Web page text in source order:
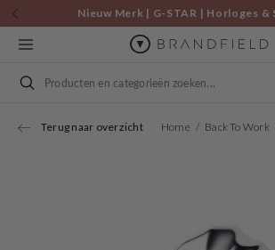
Skip to
content
Nieuw Merk | G-STAR | Horloges &
Search
Terug naar overzicht Home Back To Work